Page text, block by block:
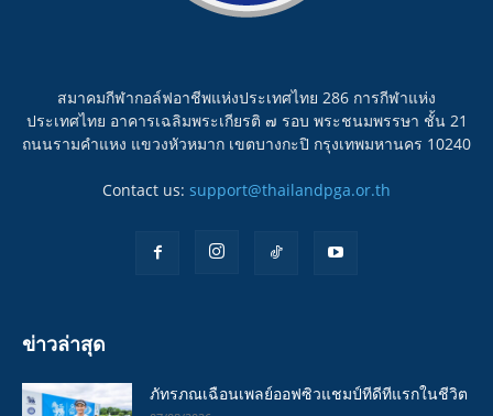
สมาคมกีฬากอล์ฟอาชีพแห่งประเทศไทย 286 การกีฬาแห่ง
ประเทศไทย อาคารเฉลิมพระเกียรติ ๗ รอบ พระชนมพรรษา ชั้น 21
ถนนรามคำแหง แขวงหัวหมาก เขตบางกะปิ กรุงเทพมหานคร 10240
Contact us: support@thailandpga.or.th
ข่าวล่าสุด
ภัทรภณเฉือนเพลย์ออฟซิวแชมป์ทีดีทีแรกในชีวิต